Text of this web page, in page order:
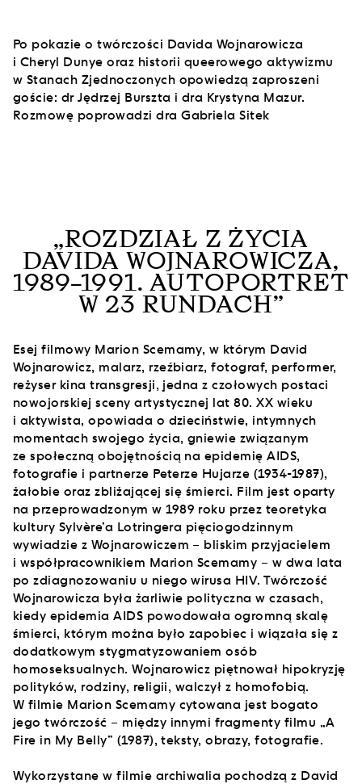
Po pokazie o twórczości Davida Wojnarowicza
i Cheryl Dunye oraz historii queerowego aktywizmu
w Stanach Zjednoczonych opowiedzą zaproszeni
goście: dr Jędrzej Burszta i dra Krystyna Mazur.
Rozmowę poprowadzi dra Gabriela Sitek
„ROZDZIAŁ Z ŻYCIA
DAVIDA WOJNAROWICZA,
1989–1991. AUTOPORTRET
W 23 RUNDACH”
Esej filmowy Marion Scemamy, w którym David
Wojnarowicz, malarz, rzeźbiarz, fotograf, performer,
reżyser kina transgresji, jedna z czołowych postaci
nowojorskiej sceny artystycznej lat 80. XX wieku
i aktywista, opowiada o dzieciństwie, intymnych
momentach swojego życia, gniewie związanym
ze społeczną obojętnością na epidemię AIDS,
fotografie i partnerze Peterze Hujarze (1934-1987),
żałobie oraz zbliżającej się śmierci. Film jest oparty
na przeprowadzonym w 1989 roku przez teoretyka
kultury Sylvère’a Lotringera pięciogodzinnym
wywiadzie z Wojnarowiczem – bliskim przyjacielem
i współpracownikiem Marion Scemamy – w dwa lata
po zdiagnozowaniu u niego wirusa HIV. Twórczość
Wojnarowicza była żarliwie polityczna w czasach,
kiedy epidemia AIDS powodowała ogromną skalę
śmierci, którym można było zapobiec i wiązała się z
dodatkowym stygmatyzowaniem osób
homoseksualnych. Wojnarowicz piętnował hipokryzję
polityków, rodziny, religii, walczył z homofobią.
W filmie Marion Scemamy cytowana jest bogato
jego twórczość – między innymi fragmenty filmu „A
Fire in My Belly” (1987), teksty, obrazy, fotografie.
Wykorzystane w filmie archiwalia pochodzą z David